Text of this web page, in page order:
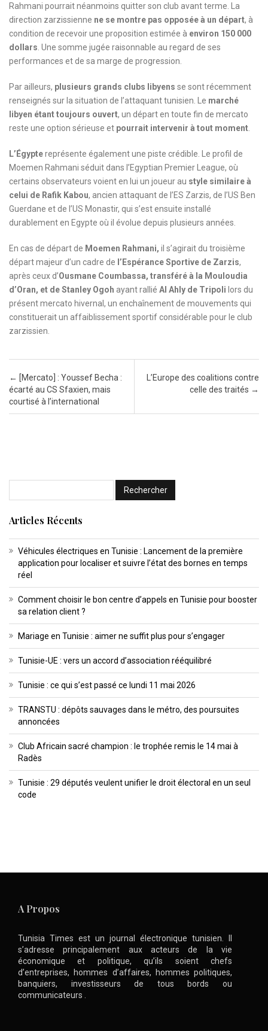
Rahmani pourrait néanmoins quitter son club avant terme. La
direction zarzissienne ne se montre pas opposée à un départ, à
condition de recevoir une proposition estimée à environ 150 000
dollars. Une somme jugée raisonnable au regard de ses
performances et de sa marge de progression.
Par ailleurs, plusieurs grands clubs libyens se sont récemment
renseignés sur la situation de l’attaquant tunisien. Le marché
libyen étant toujours ouvert, un départ en toute fin de mercato
reste une option sérieuse et pourrait intervenir à tout moment.
L’Égyptereprésente également une piste crédible. Le profil de
Moemen Rahmani séduit dans l’Egyptian Premier League, où
certains observateurs voient en lui un joueur au style similaire à
celui de Rafik Kabou, ancien attaquant de l’ES Zarzis, de l’US Ben
Guerdane et de l’US Monastir, qui s’est ensuite installé
durablement en Egypte où il évolue depuis plusieurs années.
En cas de départ de Moemen Rahmani, il s’agirait du troisième
départ majeur d’un cadre de l’Espérance Sportive de Zarzis,
après ceux d’Ousmane Coumbassa, transféré à la Mouloudia
d’Oran, et de Stanley Ogoh ayant rallié Al Ahly de Tripoli lors du
présent mercato hivernal, un enchaînement de mouvements qui
constituerait un affaiblissement sportif considérable pour le club
zarzissien.
Post navigation
← [Mercato] : Youssef Becha :
écarté au CS Sfaxien, mais
courtisé à l’international
L’Europe des coalitions contre
celle des traités →
Articles Récents
Véhicules électriques en Tunisie : Lancement de la première
application pour localiser et suivre l’état des bornes en temps
réel
Comment choisir le bon centre d’appels en Tunisie pour booster
sa relation client ?
Mariage en Tunisie : aimer ne suffit plus pour s’engager
Tunisie-UE : vers un accord d’association rééquilibré
Tunisie : ce qui s’est passé ce lundi 11 mai 2026
TRANSTU : dépôts sauvages dans le métro, des poursuites
annoncées
Club Africain sacré champion : le trophée remis le 14 mai à
Radès
Tunisie : 29 députés veulent unifier le droit électoral en un seul
code
A Propos
Tunisia Times est un journal électronique tunisien. Il
s’adresse principalement aux acteurs de la vie
économique et politique, qu’ils soient chefs
d’entreprises, hommes d’affaires, hommes politiques,
banquiers, investisseurs de tous bords ou
communicateurs .